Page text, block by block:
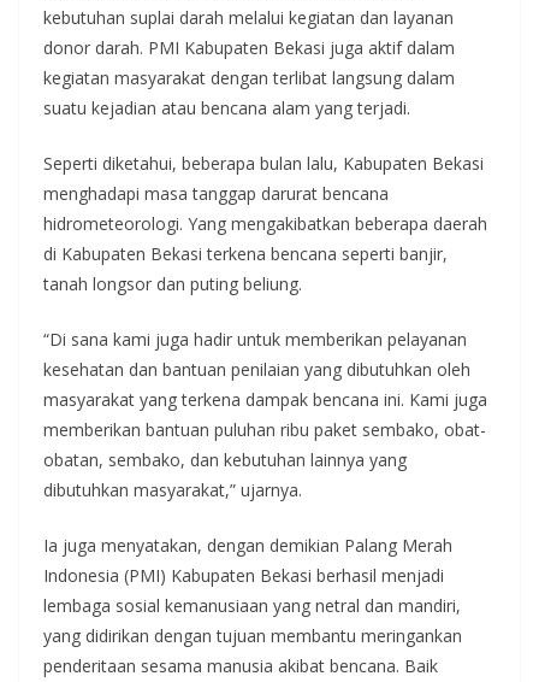
kebutuhan suplai darah melalui kegiatan dan layanan
donor darah. PMI Kabupaten Bekasi juga aktif dalam
kegiatan masyarakat dengan terlibat langsung dalam
suatu kejadian atau bencana alam yang terjadi.
Seperti diketahui, beberapa bulan lalu, Kabupaten Bekasi
menghadapi masa tanggap darurat bencana
hidrometeorologi. Yang mengakibatkan beberapa daerah
di Kabupaten Bekasi terkena bencana seperti banjir,
tanah longsor dan puting beliung.
“Di sana kami juga hadir untuk memberikan pelayanan
kesehatan dan bantuan penilaian yang dibutuhkan oleh
masyarakat yang terkena dampak bencana ini. Kami juga
memberikan bantuan puluhan ribu paket sembako, obat-
obatan, sembako, dan kebutuhan lainnya yang
dibutuhkan masyarakat,” ujarnya.
Ia juga menyatakan, dengan demikian Palang Merah
Indonesia (PMI) Kabupaten Bekasi berhasil menjadi
lembaga sosial kemanusiaan yang netral dan mandiri,
yang didirikan dengan tujuan membantu meringankan
penderitaan sesama manusia akibat bencana. Baik